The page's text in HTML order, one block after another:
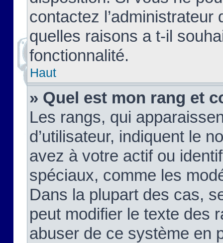
contactez
quelles raisons a t-il
fonctionnalité.
Haut
» Quel est mon rang et
Les rangs, qui
d’utilisateur, indiquent le
avez à votre actif ou
spéciaux, comme les
Dans la plupart des cas,
peut modifier le texte des
abuser de ce système en